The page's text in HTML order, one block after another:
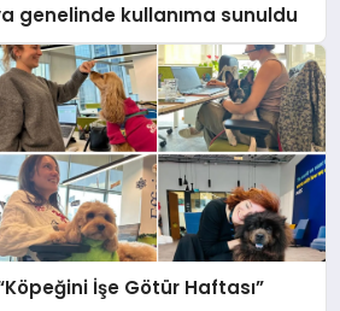
genelinde kullanıma sunuldu
İşe Götür Haftası”